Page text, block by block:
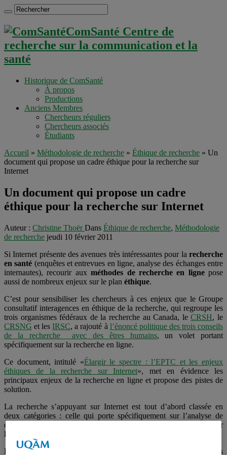
ComSanté Centre de
recherche sur la communication et la
santé
Historique de ComSanté
À propos
Productions
Anciens Membres
Chercheurs réguliers
Chercheurs associés
Étudiants
Accueil » Méthodologie de recherche » Éthique de recherche » Un
document qui propose un cadre éthique pour la recherche sur
Internet
Un document qui propose un cadre
éthique pour la recherche sur Internet
Auteur : Christine ThoërDans Éthique de recherche, Méthodologie
de recherche jeudi 10 février 2011
Si Internet présente des avenues très intéressantes pour la recherche
en santé (enquêtes et entrevues en ligne, analyse des échanges entre
internautes), recourir auxméthodes de recherche en lignepose
aussi de nombreux enjeux sur le plan éthique.
C’est pour sensibiliser les chercheurs à ces enjeux que le Groupe
consultatif interagences en éthique de la recherche, qui regroupe les
trois organismes fédéraux de la recherche au Canada, leCRSH, le
CRSNG et lesIRSC, a rajouté à l’énoncé politique des trois conseils
de la recherche avec des êtres humains, un volet portant
spécifiquement sur la recherche en ligne.
Ce document, intitulé «Élargir le spectre : l’EPTC et les enjeux
éthiques de la recherche sur Internet», met en évidence les
principaux enjeux de la recherche en ligne et propose des pistes de
solution.
La recherche s’appuyant sur Internet est tout d’abord classée en
deux catégories : celle qui porte spécifiquement sur l’analyse de
contenus Web et celle qui utilise Internet comme moyen de réaliser
la recherche (entrevues et enquêtes en ligne).
En ce qui concerne l’analyse des contenus web (échanges dans des